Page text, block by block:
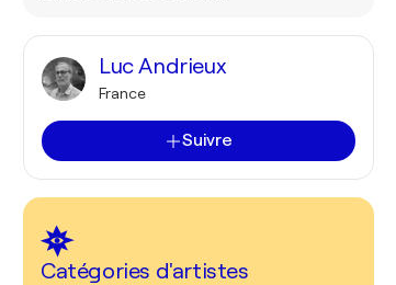
Luc Andrieux
France
Suivre
Catégories d'artistes